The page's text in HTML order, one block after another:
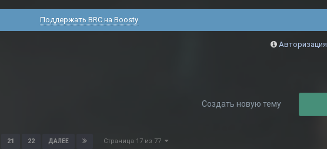
Поддержать BRC на Boosty
Авторизация
Создать новую тему
21 22 ДАЛЕЕ Страница 17 из 77